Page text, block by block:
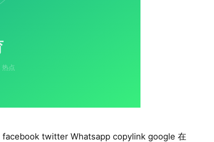
facebook twitter Whatsapp copylink google 在